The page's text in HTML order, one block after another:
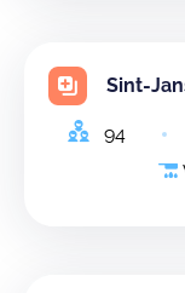
Sint-
94